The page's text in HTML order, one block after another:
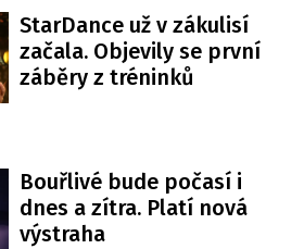
StarDance už v zákulisí
začala. Objevily se první
záběry z tréninků
Bouřlivé bude počasí i
dnes a zítra. Platí nová
výstraha